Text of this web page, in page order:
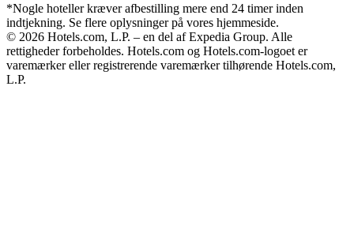
*Nogle hoteller kræver afbestilling mere end 24 timer inden
indtjekning. Se flere oplysninger på vores hjemmeside.
© 2026 Hotels.com, L.P. – en del af Expedia Group. Alle
rettigheder forbeholdes. Hotels.com og Hotels.com-logoet er
varemærker eller registrerende varemærker tilhørende Hotels.com,
L.P.